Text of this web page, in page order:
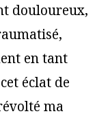
douloureux,
en tant
éclat de
ma